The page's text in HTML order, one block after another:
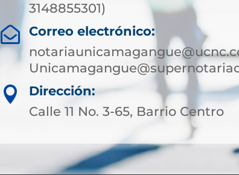
3148855301)

Correo electrónico:

Dirección:
Calle 11 No. 3-65, Barrio Centro